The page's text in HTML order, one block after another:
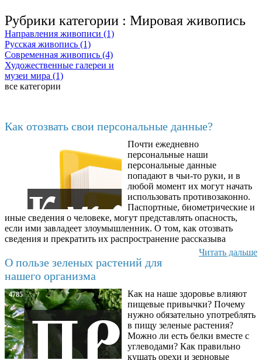
Рубрики категории : Мировая живопись
Направления живописи (1)
Русская живопись (1)
Современная живопись (4)
Художественные галереи и
музеи мира (1)
все категории
Как отозвать свои персональные данные?
Почти ежедневно
персональные наши
персональные данные
попадают в чьи-то руки, и в
любой момент их могут начать
использовать противозаконно.
Паспортные, биометрические и
иные сведения о человеке, могут представлять опасность,
если ими завладеет злоумышленник. О том, как отозвать
сведения и прекратить их распространение рассказыва
Читать дальше
О пользе зеленых растений для
нашего организма
4785
Как на наше здоровье влияют
пищевые привычки? Почему
нужно обязательно употреблять
в пищу зеленые растения?
Можно ли есть белки вместе с
углеводами? Как правильно
кушать орехи и зерновые